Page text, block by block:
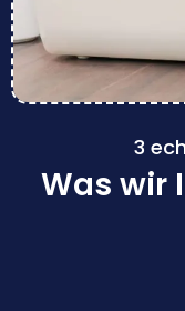
3
Was wir